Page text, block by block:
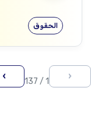
الحقوق
‹
1 / 137
›